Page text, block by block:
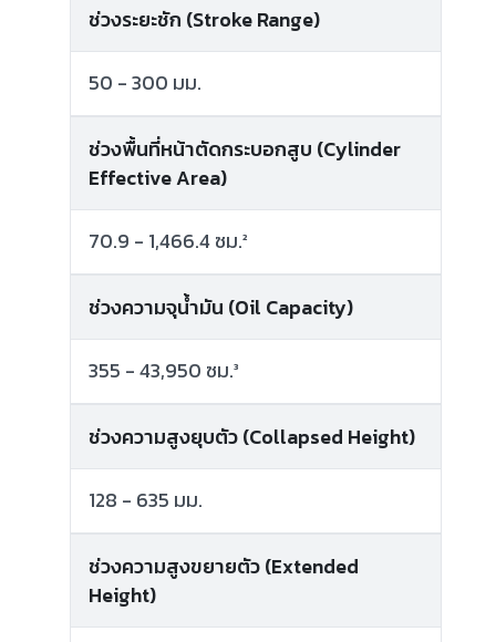
ช่วงระยะชัก (Stroke Range)
50 - 300 มม.
ช่วงพื้นที่หน้าตัดกระบอกสูบ (Cylinder
Effective Area)
70.9 - 1,466.4 ซม.²
ช่วงความจุน้ำมัน (Oil Capacity)
355 - 43,950 ซม.³
ช่วงความสูงยุบตัว (Collapsed Height)
128 - 635 มม.
ช่วงความสูงขยายตัว (Extended
Height)